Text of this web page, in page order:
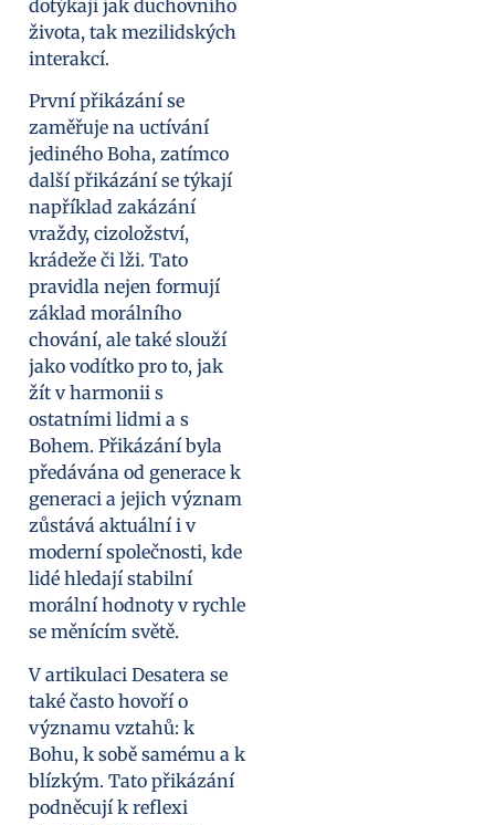
dotýkají jak duchovního
života, tak mezilidských
interakcí.
První přikázání se
zaměřuje na uctívání
jediného Boha, zatímco
další přikázání se týkají
například zakázání
vraždy, cizoložství,
krádeže či lži. Tato
pravidla nejen formují
základ morálního
chování, ale také slouží
jako vodítko pro to, jak
žít v harmonii s
ostatními lidmi a s
Bohem. Přikázání byla
předávána od generace k
generaci a jejich význam
zůstává aktuální i v
moderní společnosti, kde
lidé hledají stabilní
morální hodnoty v rychle
se měnícím světě.
V artikulaci Desatera se
také často hovoří o
významu vztahů: k
Bohu, k sobě samému a k
blízkým. Tato přikázání
podněcují k reflexi